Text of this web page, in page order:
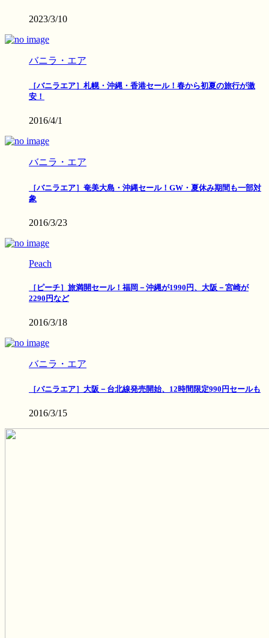
2023/3/10
バニラ・エア
［バニラエア］札幌・沖縄・香港セール！春から初夏の旅行が激
安！
2016/4/1
バニラ・エア
［バニラエア］奄美大島・沖縄セール！GW・夏休み期間も一部対
象
2016/3/23
Peach
［ピーチ］旅満開セール！福岡－沖縄が1990円、大阪－宮崎が
2290円など
2016/3/18
バニラ・エア
［バニラエア］大阪－台北線発売開始、12時間限定990円セールも
2016/3/15